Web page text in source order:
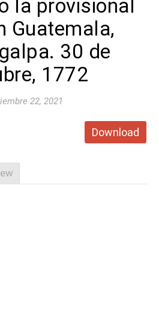
la provisional
Guatemala,
30 de
1772
22, 2021
Download